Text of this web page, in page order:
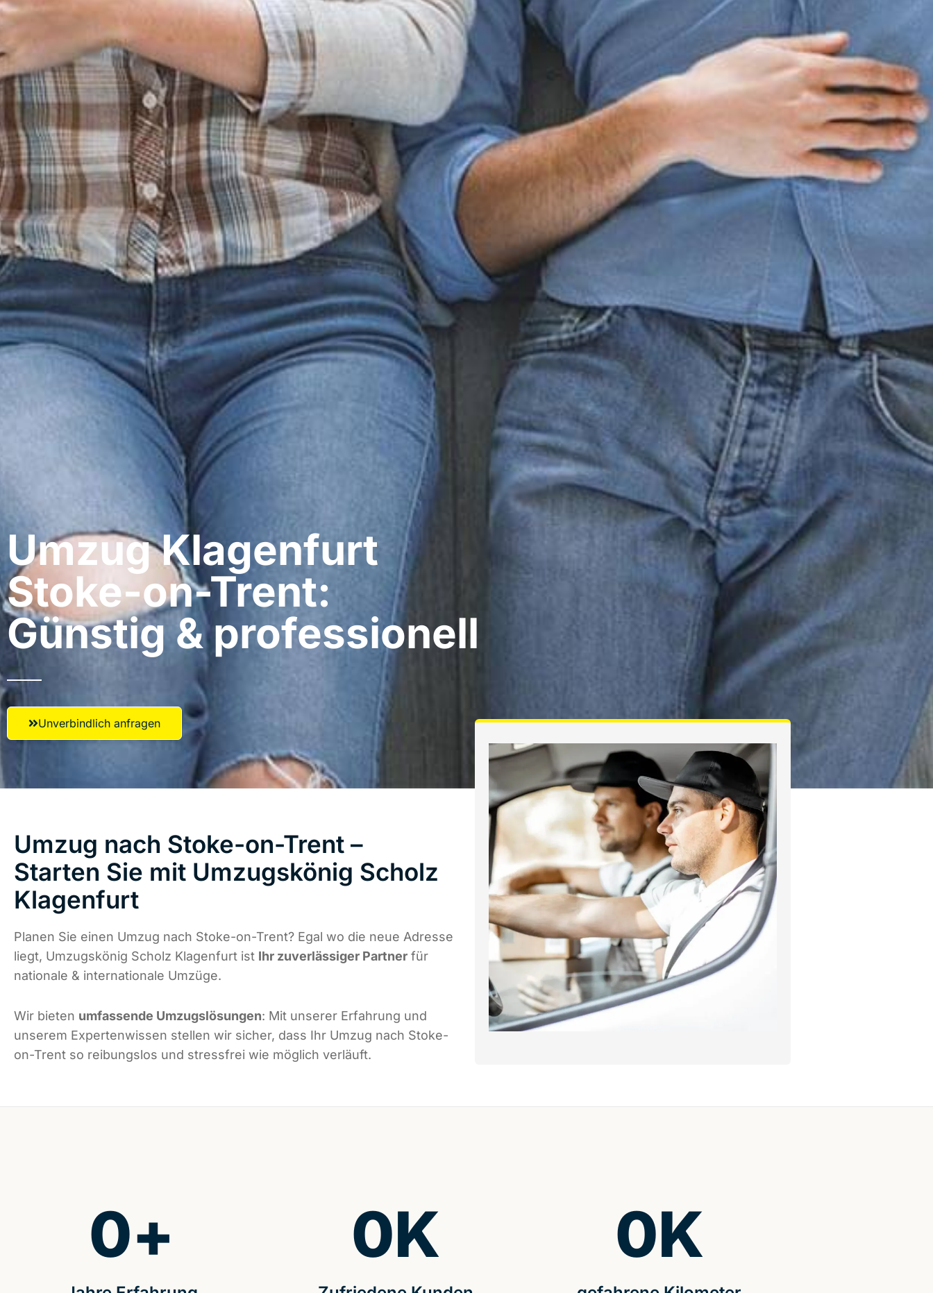
Umzug Klagenfurt​
Stoke-on-Trent:
Günstig & professionell​
Unverbindlich anfragen
Umzug nach Stoke-on-Trent –
Starten Sie mit Umzugskönig Scholz
Klagenfurt
Planen Sie einen Umzug nach Stoke-on-Trent? Egal wo die neue Adresse
liegt, Umzugskönig Scholz Klagenfurt ist Ihr zuverlässiger Partner für
nationale & internationale Umzüge.
Wir bieten umfassende Umzugslösungen: Mit unserer Erfahrung und
unserem Expertenwissen stellen wir sicher, dass Ihr Umzug nach Stoke-
on-Trent so reibungslos und stressfrei wie möglich verläuft.
0+ 0K 0K